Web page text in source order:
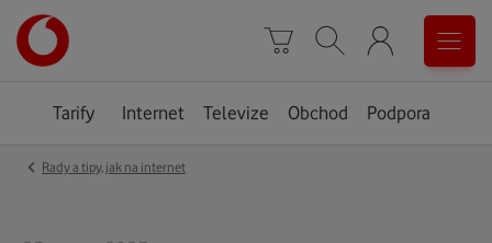
stránka
Košík Vyhledávání Menu
Tarify Internet Televize Obchod Podpora
‹ Rady a tipy, jak na internet